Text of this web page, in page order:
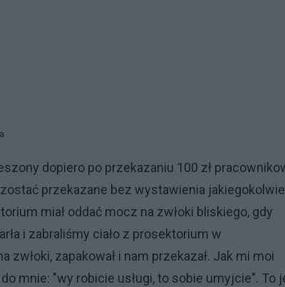
dopiero po przekazaniu 100 zł
przekazane bez wystawienia
miał oddać mocz na zwłoki bliskiego, gdy
i zabraliśmy ciało z prosektorium w
zapakował i nam przekazał. Jak mi moi
mnie: "wy robicie usługi, to sobie umyjcie". To